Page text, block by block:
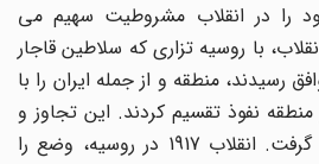
را در انقلاب مشروطیت سهیم می
با روسیه تزاری که سلاطین قاجار
رسیدند، منطقه و از جمله ایران را با
و 1915 به دو منطقه نفوذ تقسیم کردند. این تجاوز و
خیانت مورد اعتراض قرار گرفت. انقلاب 1917 در روسیه، وضع را